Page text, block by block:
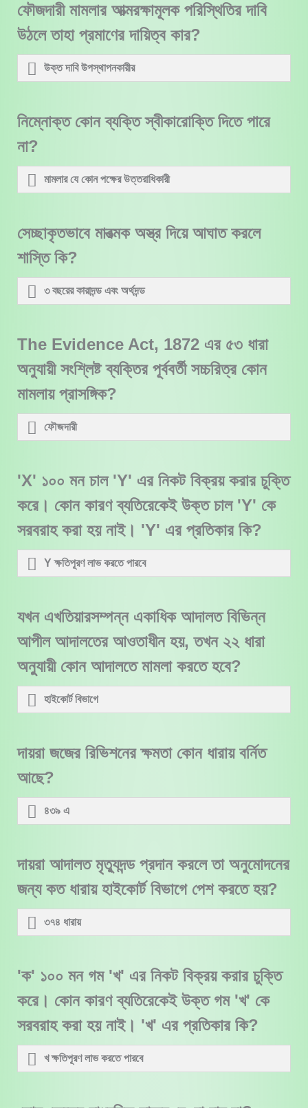
ফৌজদারী মামলার আত্মরক্ষামূলক পরিস্থিতির দাবি
উঠলে তাহা প্রমাণের দায়িত্ব কার?
উক্ত দাবি উপস্থাপনকারীর
নিম্নোক্ত কোন ব্যক্তি স্বীকারোক্তি দিতে পারে
না?
মামলার যে কোন পক্ষের উত্তরাধিকারী
সেচ্ছাকৃতভাবে মারত্মক অস্ত্র দিয়ে আঘাত করলে
শাস্তি কি?
৩ বছরের কারাদন্ড এবং অর্থদন্ড
The Evidence Act, 1872 এর ৫৩ ধারা
অনুযায়ী সংশ্লিষ্ট ব্যক্তির পূর্ববর্তী সচ্চরিত্র কোন
মামলায় প্রাসঙ্গিক?
ফৌজদারী
'X' ১০০ মন চাল 'Y' এর নিকট বিক্রয় করার চুক্তি
করে। কোন কারণ ব্যতিরেকেই উক্ত চাল 'Y' কে
সরবরাহ করা হয় নাই। 'Y' এর প্রতিকার কি?
Y ক্ষতিপূরণ লাভ করতে পারবে
যখন এখতিয়ারসম্পন্ন একাধিক আদালত বিভিন্ন
আপীল আদালতের আওতাধীন হয়, তখন ২২ ধারা
অনুুযায়ী কোন আদালতে মামলা করতে হবে?
হাইকোর্ট বিভাগে
দায়রা জজের রিভিশনের ক্ষমতা কোন ধারায় বর্নিত
আছে?
৪৩৯ এ
দায়রা আদালত মৃত্যুদন্ড প্রদান করলে তা অনুমোদনের
জন্য কত ধারায় হাইকোর্ট বিভাগে পেশ করতে হয়?
৩৭৪ ধারায়
'ক' ১০০ মন গম 'খ' এর নিকট বিক্রয় করার চুক্তি
করে। কোন কারণ ব্যতিরেকেই উক্ত গম 'খ' কে
সরবরাহ করা হয় নাই। 'খ' এর প্রতিকার কি?
খ ক্ষতিপূরণ লাভ করতে পারবে